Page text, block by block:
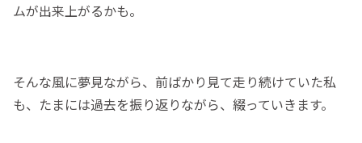
ムが出来上がるかも。
そんな風に夢見ながら、前ばかり見て走り続けていた私
も、たまには過去を振り返りながら、綴っていきます。